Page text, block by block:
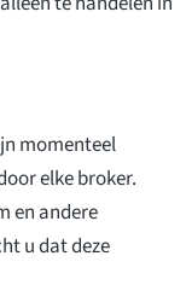
momenteel
elke broker.
en andere
u dat deze